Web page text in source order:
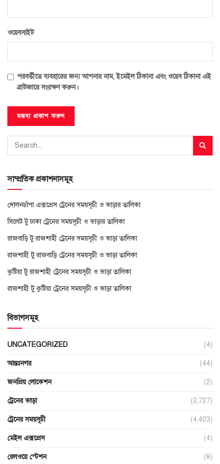
ওয়েবসাইট
পরবর্তীতে ব্যবহারের জন্য আপনার নাম, ইমেইল ঠিকানা এবং ওয়েব ঠিকানা এই
ব্রাউজারে সংরক্ষণ করুন।
সাম্প্রতিক প্রকাশনাসমূহ
দোলনচাঁপা এক্সপ্রেস ট্রেনের সময়সূচী ও ভাড়ার তালিকা
সিলেট টু ঢাকা ট্রেনের সময়সূচী ও ভাড়ার তালিকা
রাজবাড়ি টু রাজশাহী ট্রেনের সময়সূচী ও ভাড়া তালিকা
রাজশাহী টু রাজবাড়ি ট্রেনের সময়সূচী ও ভাড়া তালিকা
কুষ্টিয়া টু রাজশাহী ট্রেনের সময়সূচী ও ভাড়া তালিকা
রাজশাহী টু কুষ্টিয়া ট্রেনের সময়সূচী ও ভাড়া তালিকা
বিভাগসমূহ
UNCATEGORIZED (4)
আন্তঃনগর (44)
জনপ্রিয় লোকেশন (2)
ট্রেনের ভাড়া (2,727)
ট্রেনের সময়সূচী (4,403)
মেইল এক্সপ্রেস (4)
রেলওয়ে স্টেশন (8)